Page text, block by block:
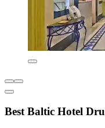
Best Baltic Hotel